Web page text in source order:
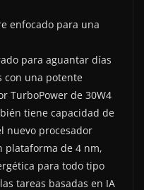
enfocado para una
para aguantar días
con una potente
TurboPower de 30W4
tiene capacidad de
nuevo procesador
plataforma de 4 nm,
para todo tipo
tareas basadas en IA